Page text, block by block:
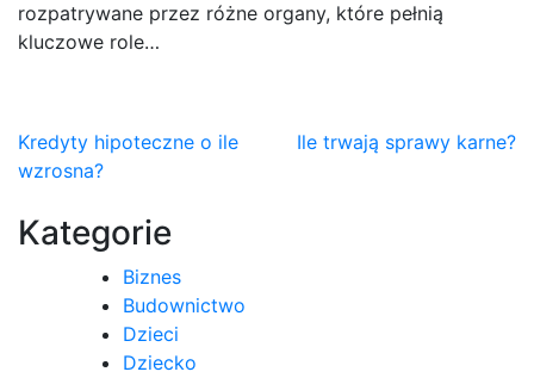
rozpatrywane przez różne organy, które pełnią
kluczowe role…
Nawigacja
wpisu
Kredyty hipoteczne o ile
wzrosna?
Ile trwają sprawy karne?
Kategorie
Biznes
Budownictwo
Dzieci
Dziecko